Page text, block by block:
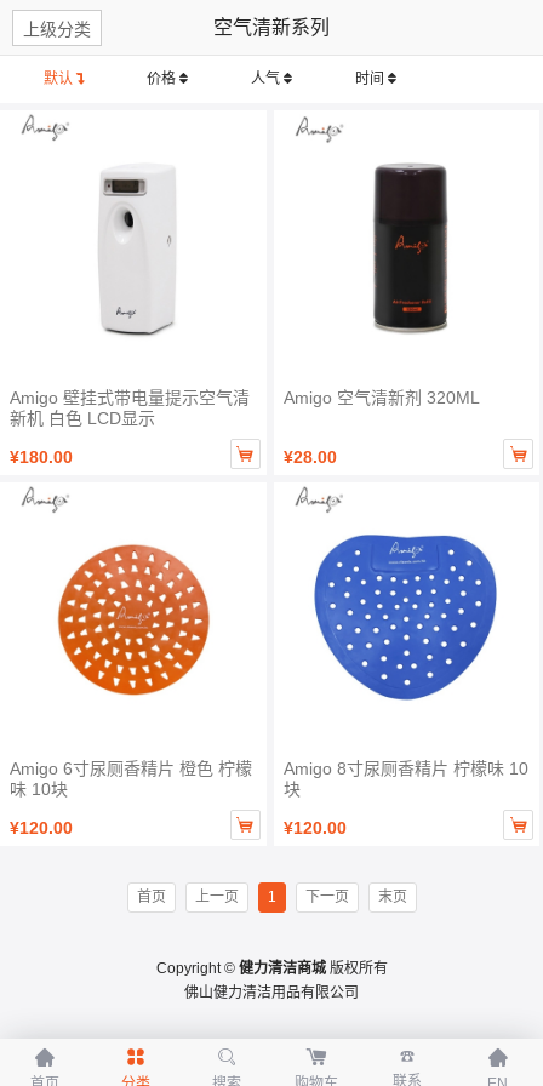
上级分类 空气清新系列
默认 价格 人气 时间
Amigo 壁挂式带电量提示空气清
新机 白色 LCD显示
¥180.00

Amigo 空气清新剂 320ML
¥28.00 
Amigo 6寸尿厕香精片 橙色 柠檬
味 10块
¥120.00

Amigo 8寸尿厕香精片 柠檬味 10
块
¥120.00

首页 上一页 1 下一页 末页
   
☎
联系

Copyright © 健力清洁商城版权所有
佛山健力清洁用品有限公司